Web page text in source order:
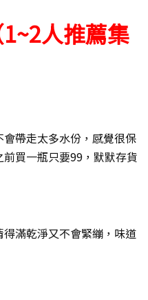
人推薦集
帶走太多水份，感覺很保
買一瓶只要99，默默存貨
得滿乾淨又不會緊繃，味道